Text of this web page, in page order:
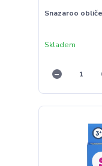
Snazaroo
Skladem